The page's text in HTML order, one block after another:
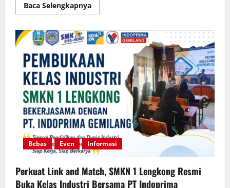
Baca SelengkapnyaRead
more
E-
KTP
Siswa
SMKN
1
Lengkong
Bersama
Dinas
Kependudukan
dan
Pencatatan
Sipil
Kabupaten
Nganjuk
Bebas Even Informasi
Perkuat Link and Match, SMKN 1 Lengkong Resmi
Buka Kelas Industri Bersama PT Indoprima